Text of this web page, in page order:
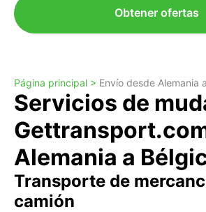
Obtener ofertas
Página principal > Envío desde Alemania
Servicios de
Alemania a
Transporte de
camión